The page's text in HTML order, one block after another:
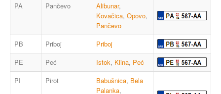
PA
Pančevo Alibunar,
Kovačica, Opovo,
Pančevo
PB
Priboj
Priboj
PE
Peć Istok, Klina, Peć
PI
Pirot Babušnica, Bela
Palanka,